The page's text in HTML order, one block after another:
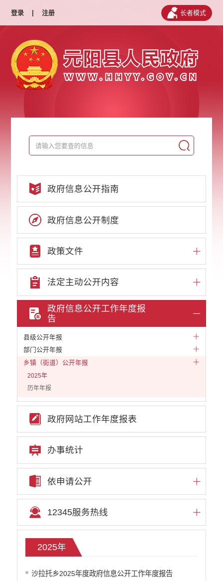
登录 | 注册 长者模式
政府信息公开指南
政府信息公开制度
政策文件
法定主动公开内容
政府信息公开工作年度报
告
县级公开年报
部门公开年报
乡镇（街道）公开年报
2025年
历年年报
政府网站工作年度报表
办事统计
依申请公开
12345服务热线
2025年
沙拉托乡2025年度政府信息公开工作年度报告